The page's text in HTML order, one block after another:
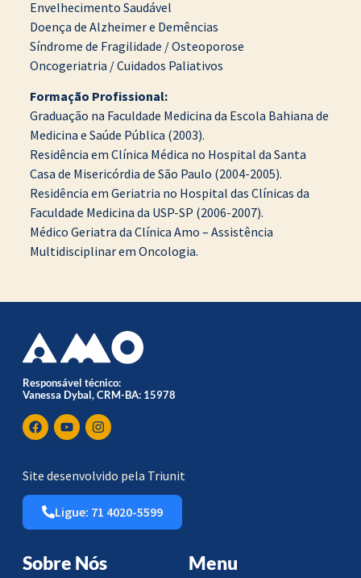
Envelhecimento Saudável
Doença de Alzheimer e Demências
Síndrome de Fragilidade / Osteoporose
Oncogeriatria / Cuidados Paliativos
Formação Profissional:
Graduação na Faculdade Medicina da Escola Bahiana de
Medicina e Saúde Pública (2003).
Residência em Clínica Médica no Hospital da Santa
Casa de Misericórdia de São Paulo (2004-2005).
Residência em Geriatria no Hospital das Clínicas da
Faculdade Medicina da USP-SP (2006-2007).
Médico Geriatra da Clínica Amo – Assistência
Multidisciplinar em Oncologia.
Responsável técnico:
Vanessa Dybal, CRM-BA: 15978
Site desenvolvido pela Triunit
Ligue: 71 4020-5599
Sobre Nós Menu